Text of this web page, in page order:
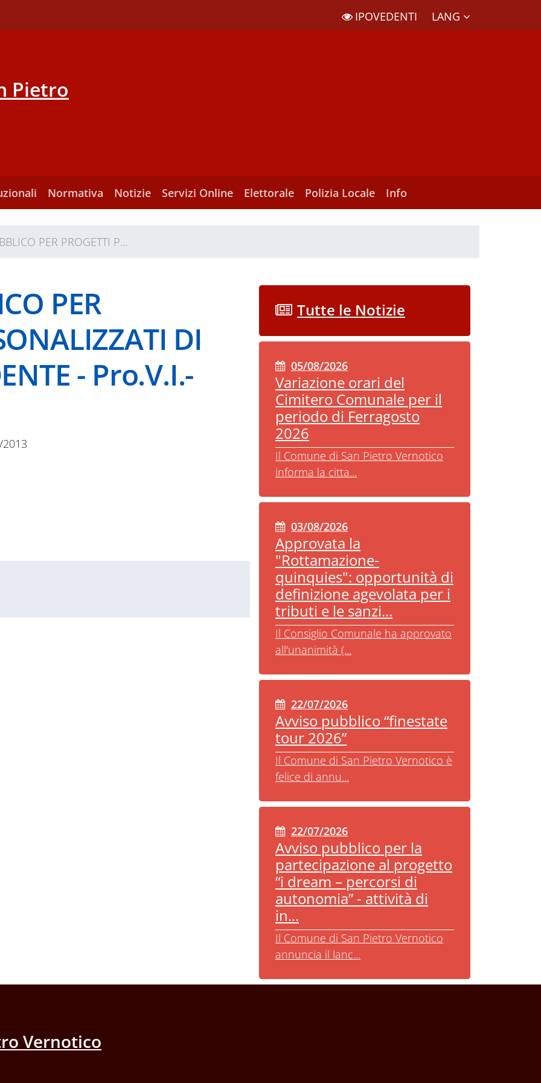
IPOVEDENTI LANG
Pietro
Normativa Notizie Servizi Online Elettorale Polizia Locale Info
PER PROGETTI P...
PER
DI
- Pro.V.I.-
Tutte le Notizie
05/08/2026
Variazione orari del
Cimitero Comunale per il
periodo di Ferragosto
2026
Il Comune di San Pietro Vernotico
informa la citta...
03/08/2026
Approvata la
"Rottamazione-
quinquies": opportunità di
definizione agevolata per i
tributi e le sanzi...
Il Consiglio Comunale ha approvato
all'unanimità (...
22/07/2026
Avviso pubblico “finestate
tour 2026”
Il Comune di San Pietro Vernotico è
felice di annu...
22/07/2026
Avviso pubblico per la
partecipazione al progetto
“i dream – percorsi di
autonomia” - attività di
in...
Il Comune di San Pietro Vernotico
annuncia il lanc...
Vernotico